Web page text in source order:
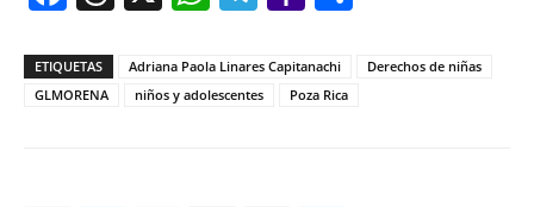
ETIQUETAS Adriana Paola Linares Capitanachi
Derechos de niñas
GLMORENA
niños y adolescentes Poza Rica